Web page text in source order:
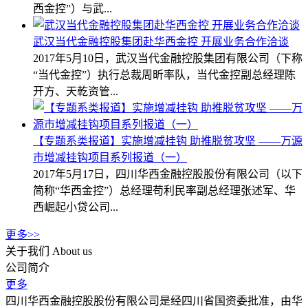
西金控”）与武...
武汉当代金融控股集团赴华西金控 开展业务合作洽谈
2017年5月10日，武汉当代金融控股集团有限公司（下称
“当代金控”）执行总裁周昕率队，当代金控副总经理陈
开方、天乾资管...
【专题系类报道】实施增减挂钩 助推脱贫攻坚 ——万源
市增减挂钩项目系列报道（一）
2017年5月17日，四川华西金融控股股份有限公司（以下
简称“华西金控”）总经理苟利民率副总经理张述军、华
西崛起小贷公司...
更多>>
关于我们
About us
公司简介
更多
四川华西金融控股股份有限公司是经四川省国资委批准，由华